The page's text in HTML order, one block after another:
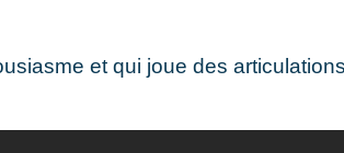
et qui joue des